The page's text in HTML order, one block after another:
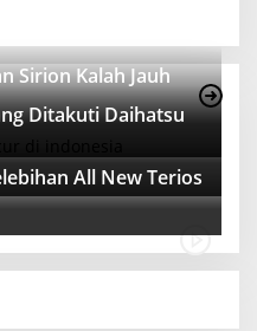
Sirion Kalah Jauh
Ditakuti Daihatsu
All New Terios